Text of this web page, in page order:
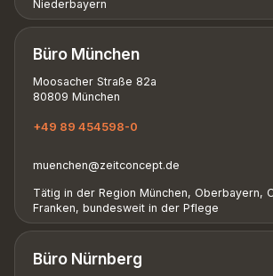
Niederbayern
Büro München
Moosacher Straße 82a
80809 München
+49 89 454598-0
muenchen@zeitconcept.de
Tätig in der Region München, Oberbayern,
Franken, bundesweit in der Pflege
Büro Nürnberg